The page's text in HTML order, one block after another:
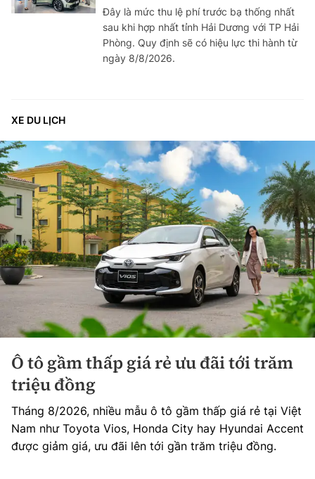
Đây là mức thu lệ phí trước bạ thống nhất
sau khi hợp nhất tỉnh Hải Dương với TP Hải
Phòng. Quy định sẽ có hiệu lực thi hành từ
ngày 8/8/2026.
XE DU LỊCH
Ô tô gầm thấp giá rẻ ưu đãi tới trăm
triệu đồng
Tháng 8/2026, nhiều mẫu ô tô gầm thấp giá rẻ tại Việt
Nam như Toyota Vios, Honda City hay Hyundai Accent
được giảm giá, ưu đãi lên tới gần trăm triệu đồng.